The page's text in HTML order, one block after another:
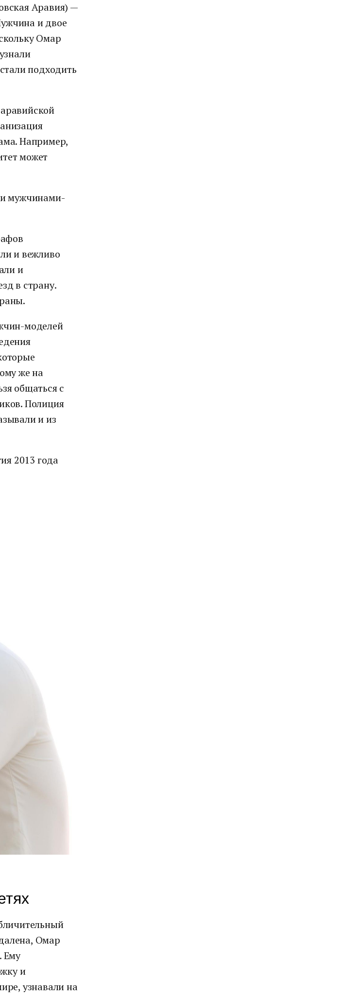
Аравия) —
и двое
Омар
подходить
Например,
может
мужчинами-
и вежливо
и
в страну.
моделей
же на
общаться с
Полиция
и из
2013 года
Омар
Ему
и
узнавали на